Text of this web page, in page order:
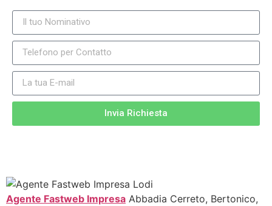
Invia Richiesta
Agente Fastweb Impresa Abbadia Cerreto, Bertonico,